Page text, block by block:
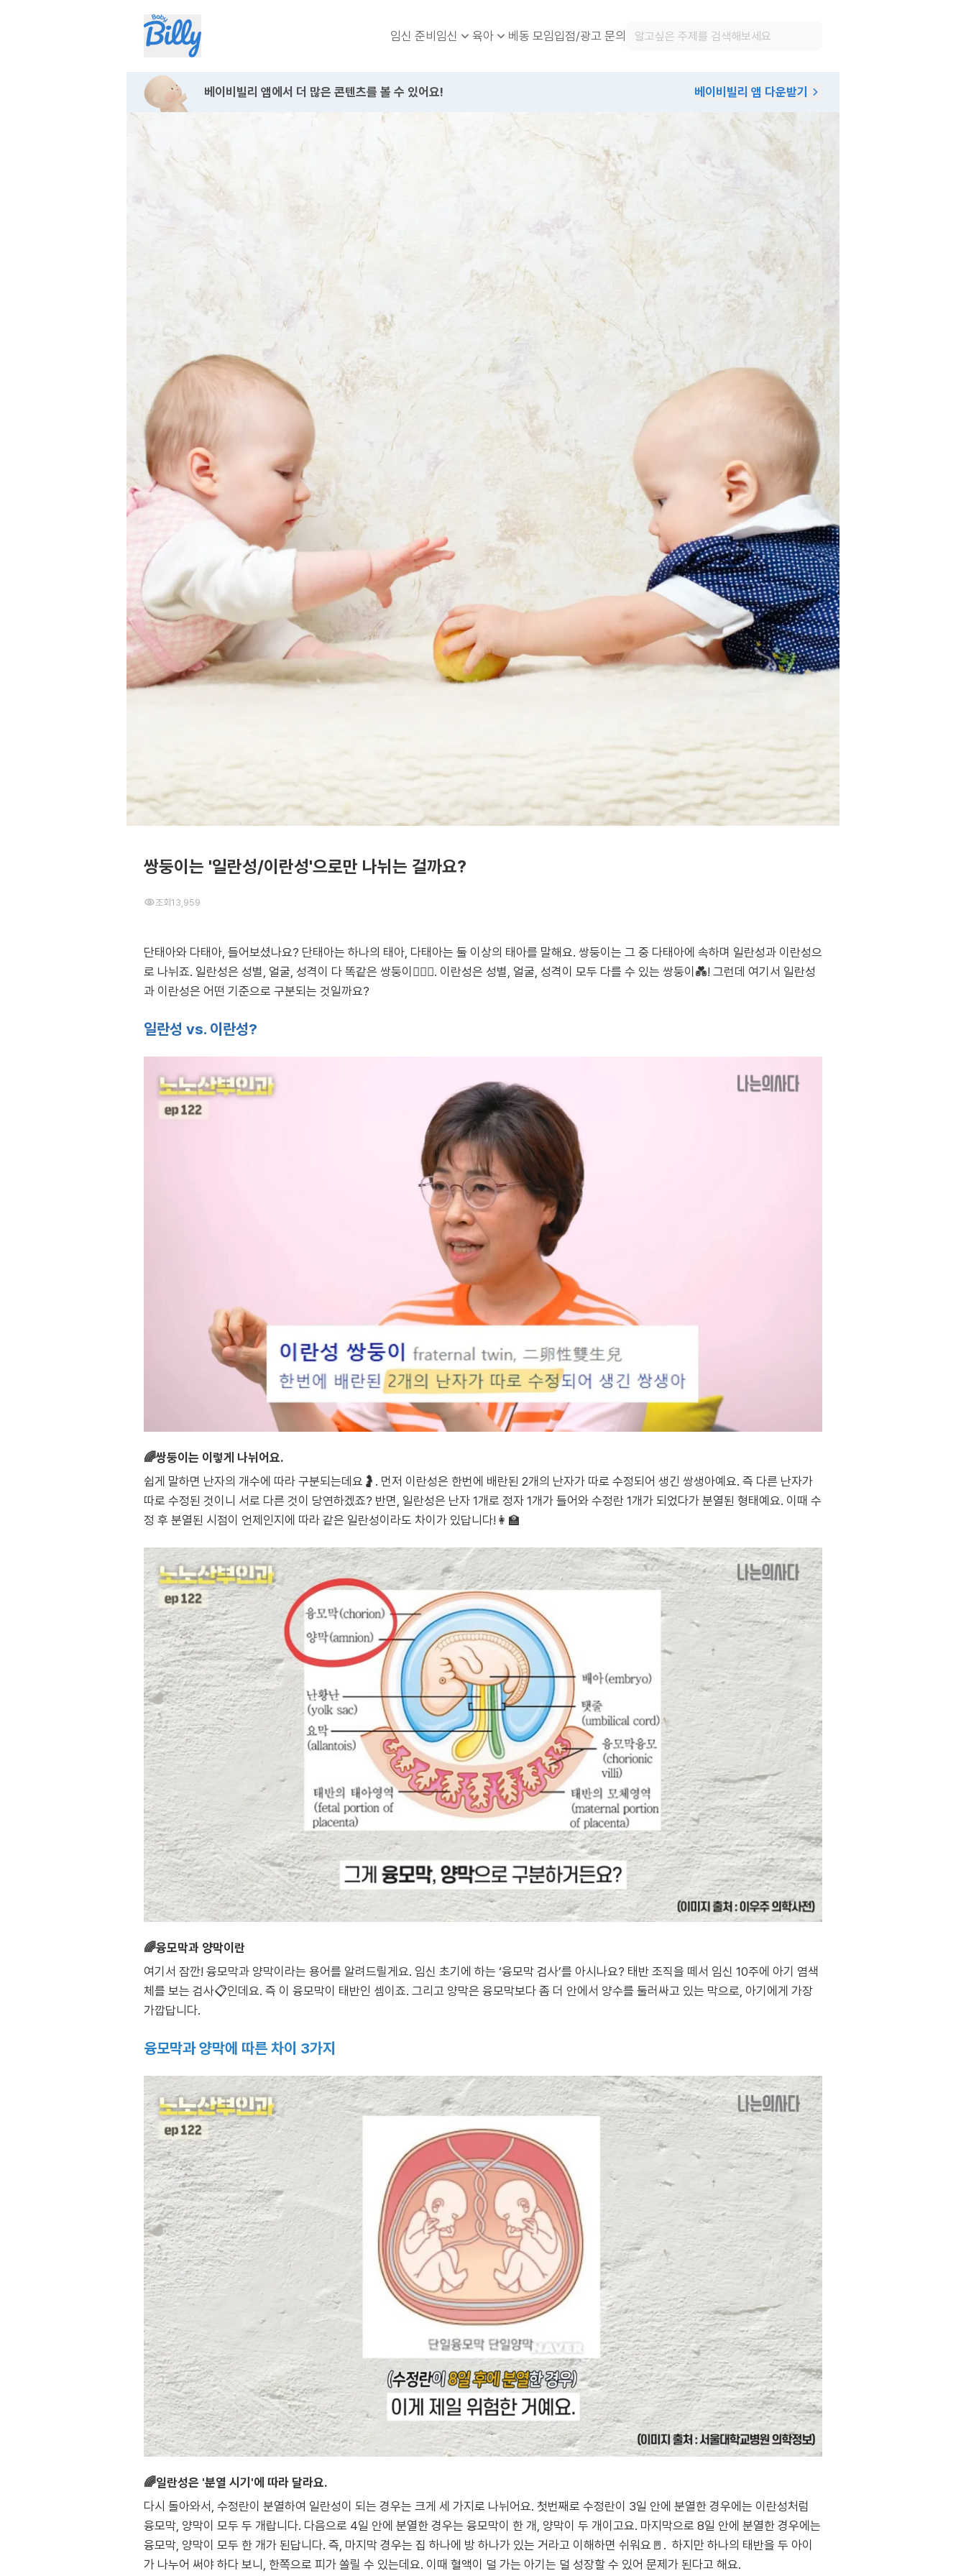
임신 준비임신 육아 베동 모임입점/광고 문의
베이비빌리 앱에서 더 많은 콘텐츠를 볼 수 있어요! 베이비빌리 앱 다운받기
쌍둥이는 '일란성/이란성'으로만 나뉘는 걸까요?
조회 13,959
단태아와 다태아, 들어보셨나요? 단태아는 하나의 태아, 다태아는 둘 이상의 태아를 말해요. 쌍둥이는 그 중 다태아에 속하며 일란성과 이란성으
로 나뉘죠. 일란성은 성별, 얼굴, 성격이 다 똑같은 쌍둥이👨‍❤️‍👨. 이란성은 성별, 얼굴, 성격이 모두 다를 수 있는 쌍둥이💑! 그런데 여기서 일란성
과 이란성은 어떤 기준으로 구분되는 것일까요?
일란성 vs. 이란성?
🌈쌍둥이는 이렇게 나뉘어요.
쉽게 말하면 난자의 개수에 따라 구분되는데요🤰. 먼저 이란성은 한번에 배란된 2개의 난자가 따로 수정되어 생긴 쌍생아예요. 즉 다른 난자가
따로 수정된 것이니 서로 다른 것이 당연하겠죠? 반면, 일란성은 난자 1개로 정자 1개가 들어와 수정란 1개가 되었다가 분열된 형태예요. 이때 수
정 후 분열된 시점이 언제인지에 따라 같은 일란성이라도 차이가 있답니다!👩‍🏫
🌈융모막과 양막이란
여기서 잠깐! 융모막과 양막이라는 용어를 알려드릴게요. 임신 초기에 하는 ‘융모막 검사’를 아시나요? 태반 조직을 떼서 임신 10주에 아기 염색
체를 보는 검사📋인데요. 즉 이 융모막이 태반인 셈이죠. 그리고 양막은 융모막보다 좀 더 안에서 양수를 둘러싸고 있는 막으로, 아기에게 가장
가깝답니다.
융모막과 양막에 따른 차이 3가지
🌈일란성은 '분열 시기'에 따라 달라요.
다시 돌아와서, 수정란이 분열하여 일란성이 되는 경우는 크게 세 가지로 나뉘어요. 첫번째로 수정란이 3일 안에 분열한 경우에는 이란성처럼
융모막, 양막이 모두 두 개랍니다. 다음으로 4일 안에 분열한 경우는 융모막이 한 개, 양막이 두 개이고요. 마지막으로 8일 안에 분열한 경우에는
융모막, 양막이 모두 한 개가 된답니다. 즉, 마지막 경우는 집 하나에 방 하나가 있는 거라고 이해하면 쉬워요🚪. 하지만 하나의 태반을 두 아이
가 나누어 써야 하다 보니, 한쪽으로 피가 쏠릴 수 있는데요. 이때 혈액이 덜 가는 아기는 덜 성장할 수 있어 문제가 된다고 해요.